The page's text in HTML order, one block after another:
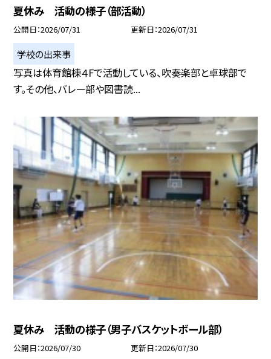
夏休み 活動の様子（部活動）
公開日 2026/07/31 更新日 2026/07/31
学校の出来事
写真は体育館棟４Fで活動している、吹奏楽部と卓球部で
す。その他、バレー部や図書読...
夏休み 活動の様子（男子バスケットボール部）
公開日 2026/07/30 更新日 2026/07/30